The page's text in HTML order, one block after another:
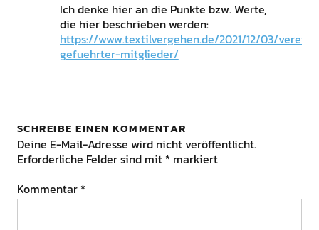
Ich denke hier an die Punkte bzw. Werte,
die hier beschrieben werden:
https://www.textilvergehen.de/2021/12/03/verein-
gefuehrter-mitglieder/
SCHREIBE EINEN KOMMENTAR
Deine E-Mail-Adresse wird nicht veröffentlicht.
Erforderliche Felder sind mit * markiert
Kommentar *